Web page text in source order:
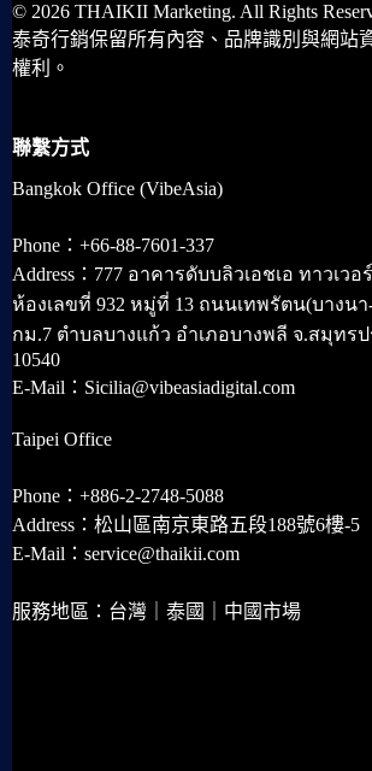
© 2026 THAIKII Marketing. All Rights
泰奇行銷保留所有內容、品牌識別與網站
權利。
聯繫方式
Bangkok Office (VibeAsia)
Phone：+66-88-7601-337
Address：777 อาคารดับบลิวเอชเอ ทาวเว
ห้องเลขที่ 932 หมู่ที่ 13 ถนนเทพรัตน(บางน
กม.7 ตำบลบางแก้ว อำเภอบางพลี จ.สมุทรป
10540
E-Mail：Sicilia@vibeasiadigital.com
Taipei Office
Phone：+886-2-2748-5088
Address：松山區南京東路五段188號6樓-5
E-Mail：service@thaikii.com
服務地區：台灣｜泰國｜中國市場